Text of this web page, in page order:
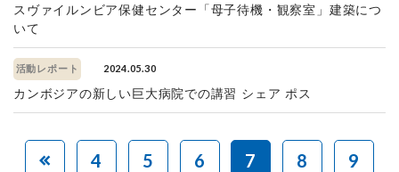
スヴァイルンビア保健センター「母子待機・観察室」建築につ
いて
活動レポート 2024.05.30
カンボジアの新しい巨大病院での講習 シェア ポス
4 5 6 7 8
9